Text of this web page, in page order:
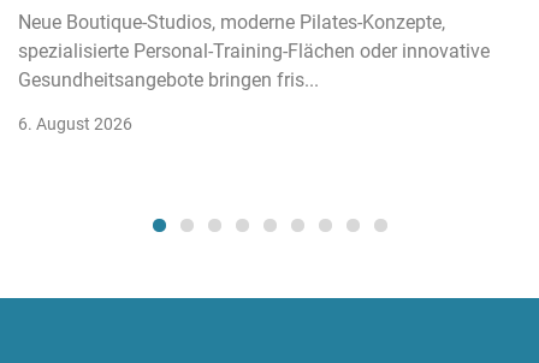
Neue Boutique-Studios, moderne Pilates-Konzepte,
spezialisierte Personal-Training-Flächen oder innovative
Gesundheitsangebote bringen fris...
6. August 2026